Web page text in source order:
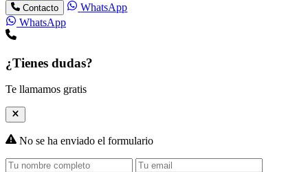
Contacto
WhatsApp
WhatsApp
¿Tienes dudas?
Te llamamos gratis
No se ha enviado el formulario